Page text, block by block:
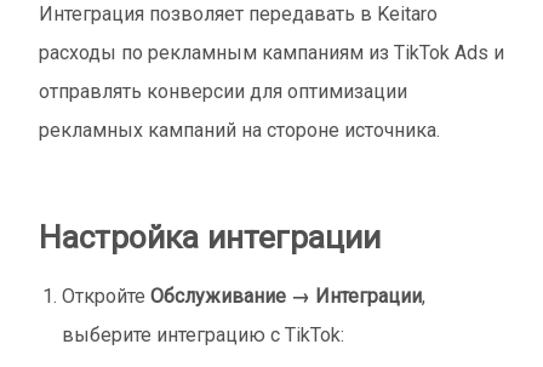
Интеграция позволяет передавать в Keitaro
расходы по рекламным кампаниям из TikTok Ads и
отправлять конверсии для оптимизации
рекламных кампаний на стороне источника.
Настройка интеграции
ОткройтеОбслуживание → Интеграции,
выберите интеграцию с TikTok: